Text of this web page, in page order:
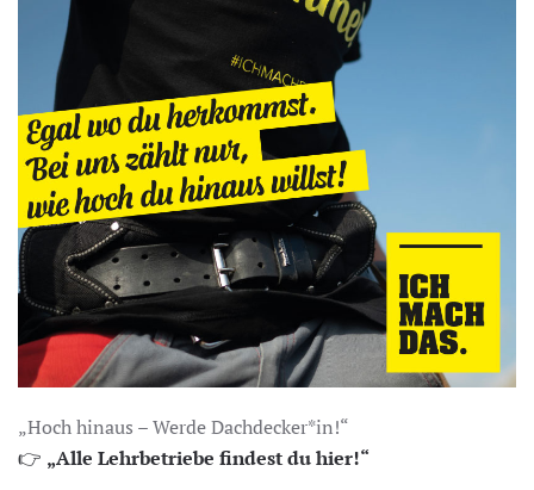
„Hoch hinaus – Werde Dachdecker*in!“
👉 „Alle Lehrbetriebe findest du hier!“